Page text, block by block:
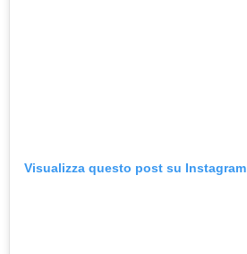
Visualizza questo post su Instagram